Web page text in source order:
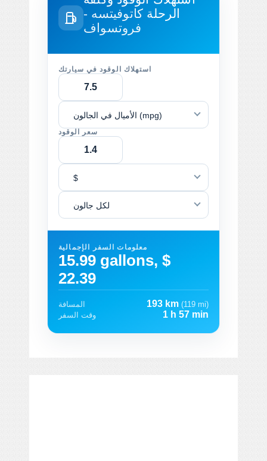
الرحلة كاتوفيتسه -
فروتسواف
استهلاك الوقود في سيارتك
الأميال في الجالون (mpg)
سعر الوقود
$
لكل جالون
معلومات السفر الإجمالية
15.99 gallons, $
22.39
المسافة 193 km (119 mi)
وقت السفر
1 h 57 min